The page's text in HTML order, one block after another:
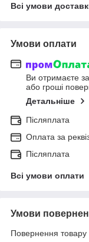
Всі умови
Умови оплати
Ви отримаєте
або гроші
Детальніше
Післяплата
Оплата за
Післяплата
Всі умови оплати
Умови
Повернення товару